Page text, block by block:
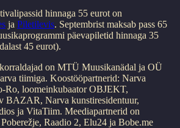
hinnaga 55 eurot on
ja Piletilevis. Septembrist maksab pass 65
päevapiletid hinnaga 35
45 eurot).
on MTÜ Muusikanädal ja OÜ
tiimiga. Koostööpartnerid: Narva
Ro, loomeinkubaator OBJEKT,
BAZAR, Narva kunstiresidentuur,
ja VitaTiim. Meediapartnerid on
Raadio 2, Elu24 ja Bobe.me